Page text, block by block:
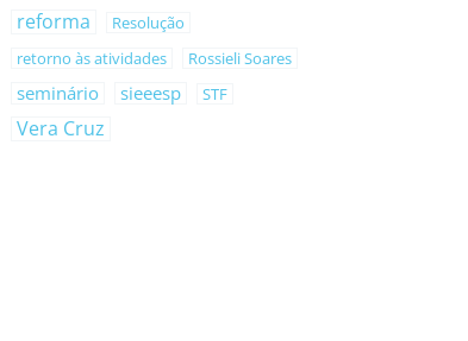
reforma
Resolução
retorno às atividades
Rossieli Soares
seminário sieeesp STF
Vera Cruz